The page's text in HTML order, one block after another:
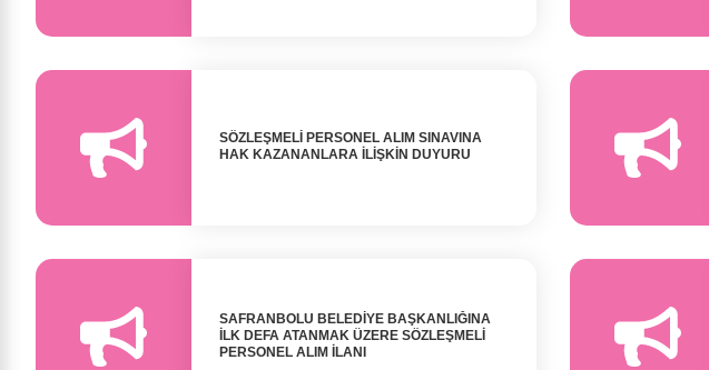
SÖZLEŞMELİ PERSONEL ALIM SINAVINA
HAK KAZANANLARA İLİŞKİN DUYURU
SAFRANBOLU BELEDİYE BAŞKANLIĞINA
İLK DEFA ATANMAK ÜZERE SÖZLEŞMELİ
PERSONEL ALIM İLANI